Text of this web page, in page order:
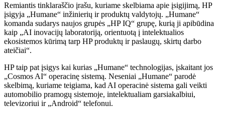
Remiantis tinklaraščio įrašu, kuriame skelbiama apie įsigijimą, HP
įsigyja „Humane“ inžinierių ir produktų valdytojų. „Humane“
komanda sudarys naujos grupės „HP IQ“ grupę, kurią ji apibūdina
kaip „AI inovacijų laboratoriją, orientuotą į intelektualios
ekosistemos kūrimą tarp HP produktų ir paslaugų, skirtų darbo
ateičiai“.
HP taip pat įsigys kai kurias „Humane“ technologijas, įskaitant jos
„Cosmos AI“ operacinę sistemą. Neseniai „Humane“ parodė
skelbimą, kuriame teigiama, kad AI operacinė sistema gali veikti
automobilio pramogų sistemoje, intelektualiam garsiakalbiui,
televizoriui ir „Android“ telefonui.